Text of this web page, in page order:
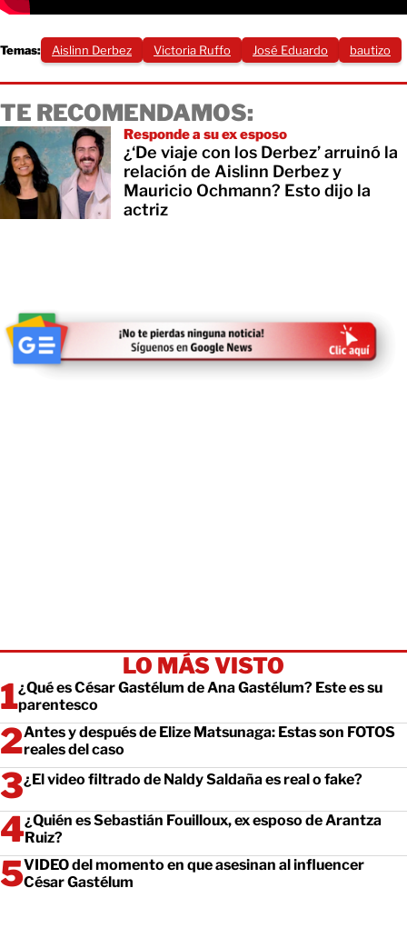
Temas: Aislinn Derbez Victoria Ruffo José Eduardo bautizo
TE RECOMENDAMOS:
Responde a su ex esposo
¿‘De viaje con los Derbez’ arruinó la
relación de Aislinn Derbez y
Mauricio Ochmann? Esto dijo la
actriz
LO MÁS VISTO
¿Qué es César Gastélum de Ana Gastélum? Este es su
parentesco
Antes y después de Elize Matsunaga: Estas son FOTOS
reales del caso
¿El video filtrado de Naldy Saldaña es real o fake?
¿Quién es Sebastián Fouilloux, ex esposo de Arantza
Ruiz?
VIDEO del momento en que asesinan al influencer
César Gastélum